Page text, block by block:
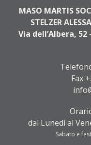
MASO MARTIS
STELZER
Via dell’Albera,
Fax
dal Lunedì al
Sabato e